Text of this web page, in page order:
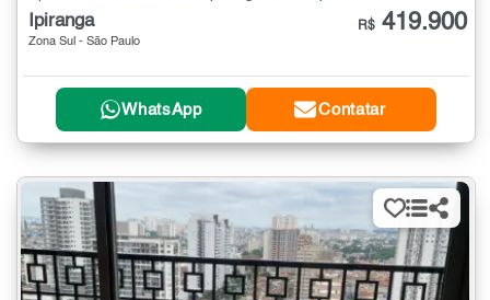
Ipiranga
Zona Sul - São Paulo
R$ 419.900
WhatsApp Contatar